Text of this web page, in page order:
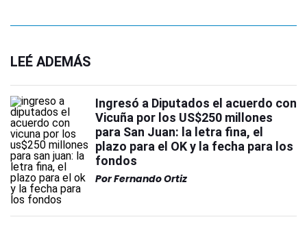
LEÉ ADEMÁS
Ingresó a Diputados el acuerdo con
Vicuña por los US$250 millones
para San Juan: la letra fina, el
plazo para el OK y la fecha para los
fondos
PorFernando Ortiz